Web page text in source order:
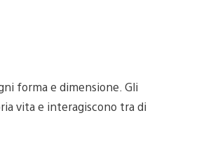
forma e dimensione. Gli
vita e interagiscono tra di